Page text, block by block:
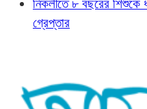
নিকলীতে ৮ বছরের শিশুকে
গ্রেপ্তার